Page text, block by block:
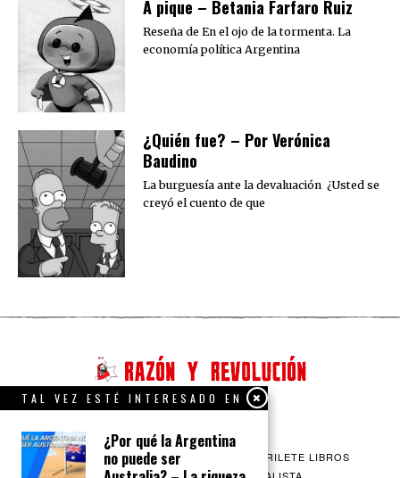
A pique – Betania Farfaro Ruiz
Reseña de En el ojo de la tormenta. La
economía política Argentina
¿Quién fue? – Por Verónica
Baudino
La burguesía ante la devaluación ¿Usted se
creyó el cuento de que
QUIENES SOMOS CONTACTO
BARRILETE LIBROS
TAL VEZ ESTÉ INTERESADO EN
¿Por qué la Argentina
no puede ser